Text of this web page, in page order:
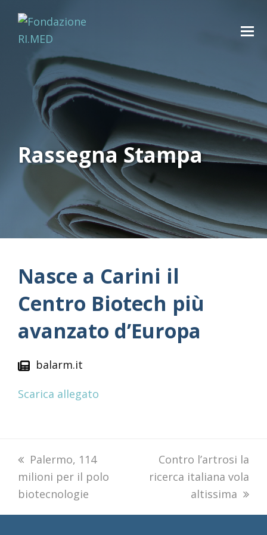
Rassegna Stampa
Nasce a Carini il
Centro Biotech più
avanzato d’Europa
balarm.it
Scarica allegato
previous
post:
Palermo, 114
milioni per il polo
biotecnologie
next
post:
Contro l’artrosi la
ricerca italiana vola
altissima